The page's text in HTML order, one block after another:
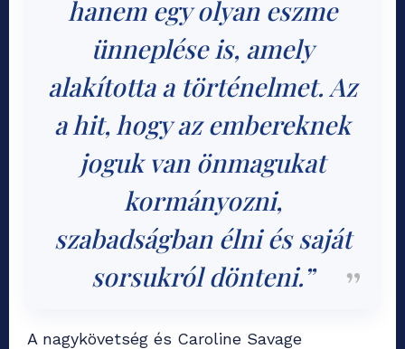
hanem egy olyan eszme
ünneplése is, amely
alakította a történelmet. Az
a hit, hogy az embereknek
joguk van önmagukat
kormányozni,
szabadságban élni és saját
sorsukról dönteni.”
A nagykövetség és Caroline Savage